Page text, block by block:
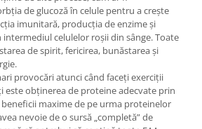
de glucoză în celule pentru a crește
imunitară, producția de enzime și
celulelor roșii din sânge. Toate
de spirit, fericirea, bunăstarea și
provocări atunci când faceți exerciții
este obținerea de proteine adecvate prin
maxime de pe urma proteinelor
nevoie de o sursă „completă” de